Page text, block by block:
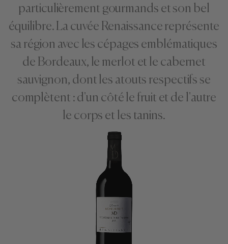
particulièrement gourmands et son bel
équilibre. La cuvée Renaissance représente
sa région avec les cépages emblématiques
de Bordeaux, le merlot et le cabernet
sauvignon, dont les atouts respectifs se
complètent : d'un côté le fruit et de l'autre
le corps et les tanins.